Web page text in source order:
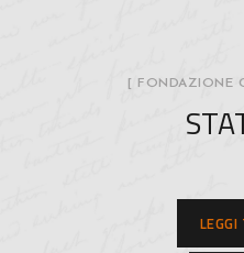
[ FONDAZIONE